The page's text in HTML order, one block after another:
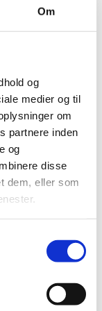
Om
og
medier og til
om
partnere inden
og
disse
dem, eller som
tekster,
hvad
inden for
skal du
du
af